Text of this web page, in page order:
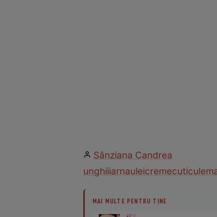
Sânziana Candrea
unghiiiarnauleicremecuticule
MAI MULTE PENTRU TINE